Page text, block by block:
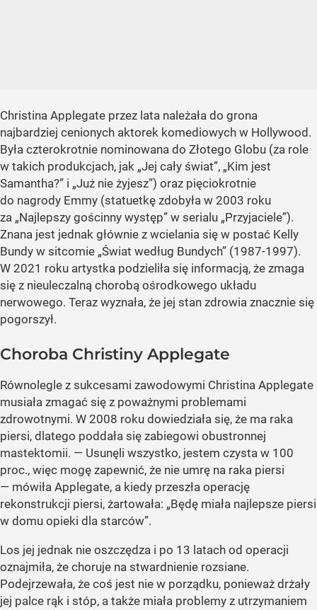
Christina Applegate przez lata należała do grona
najbardziej cenionych aktorek komediowych w Hollywood.
Była czterokrotnie nominowana do Złotego Globu (za role
w takich produkcjach, jak „Jej cały świat”, „Kim jest
Samantha?” i „Już nie żyjesz”) oraz pięciokrotnie
do nagrody Emmy (statuetkę zdobyła w 2003 roku
za „Najlepszy gościnny występ” w serialu „Przyjaciele”).
Znana jest jednak głównie z wcielania się w postać Kelly
Bundy w sitcomie „Świat według Bundych” (1987-1997).
W 2021 roku artystka podzieliła się informacją, że zmaga
się z nieuleczalną chorobą ośrodkowego układu
nerwowego. Teraz wyznała, że jej stan zdrowia znacznie się
pogorszył.
Choroba Christiny Applegate
Równolegle z sukcesami zawodowymi Christina Applegate
musiała zmagać się z poważnymi problemami
zdrowotnymi. W 2008 roku dowiedziała się, że ma raka
piersi, dlatego poddała się zabiegowi obustronnej
mastektomii. — Usunęli wszystko, jestem czysta w 100
proc., więc mogę zapewnić, że nie umrę na raka piersi
— mówiła Applegate, a kiedy przeszła operację
rekonstrukcji piersi, żartowała: „Będę miała najlepsze piersi
w domu opieki dla starców”.
Los jej jednak nie oszczędza i po 13 latach od operacji
oznajmiła, że choruje na stwardnienie rozsiane.
Podejrzewała, że coś jest nie w porządku, ponieważ drżały
jej palce rąk i stóp, a także miała problemy z utrzymaniem